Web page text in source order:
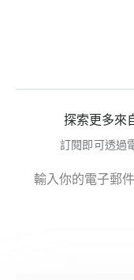
探索更多來
訂閱即可透過